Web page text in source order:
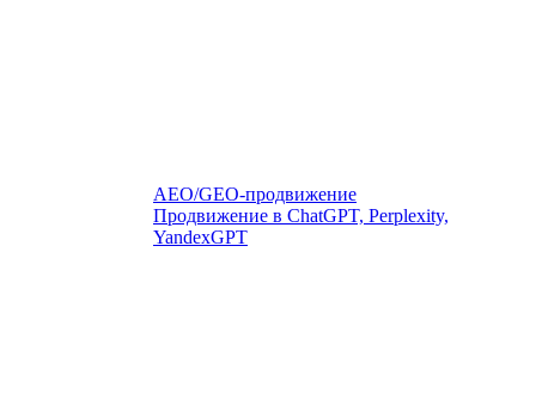
AEO/GEO-продвижение
Продвижение в ChatGPT, Perplexity,
YandexGPT